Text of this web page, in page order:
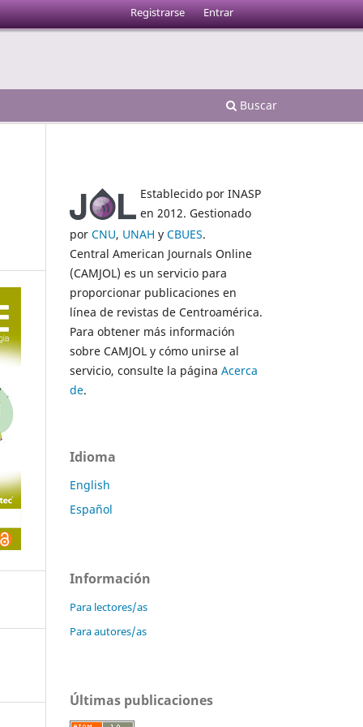
Buscar
Registrarse Entrar
Establecido por INASP
en 2012. Gestionado
por CNU, UNAH y CBUES.
Central American Journals Online
(CAMJOL) es un servicio para
proporcionar publicaciones en
línea de revistas de Centroamérica.
Para obtener más información
sobre CAMJOL y cómo unirse al
servicio, consulte la página Acerca
de.
Idioma
English
Español
Información
Para lectores/as
Para autores/as
Últimas publicaciones